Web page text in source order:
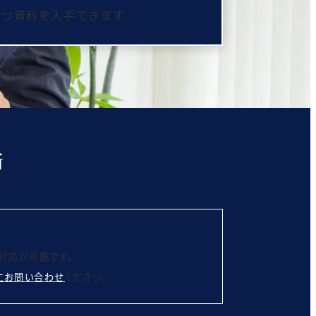
資料を入手できます
応が可能です。
お問い合わせください。